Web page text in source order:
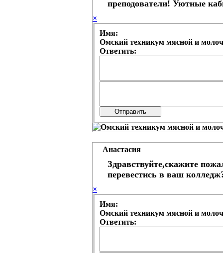
преподователи! Уютные
×
Имя:
Омский техникум мясной и
Ответить:
Анастасия
Здравствуйте,скажите
перевестись в ваш
×
Имя:
Омский техникум мясной и
Ответить: